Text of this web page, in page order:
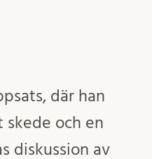
där han
och en
diskussion av